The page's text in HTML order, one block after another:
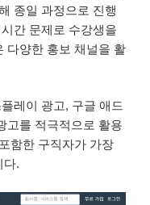
종일 과정으로 진행
간 문제로 수강생을
다양한 홍보 채널을 활
레이 광고, 구글 애드
고를 적극적으로 활용
함한 구직자가 가장
다.